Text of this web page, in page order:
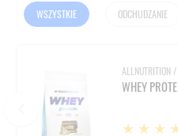
WSZYSTKIE ODCHUDZANIE
ALLNUTRITION
WHEY